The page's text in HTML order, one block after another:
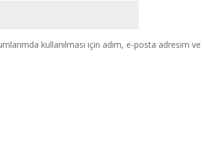
kullanılması için adım, e-posta adresim